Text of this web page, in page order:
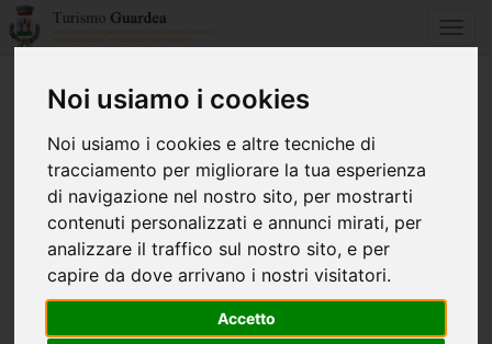
Noi usiamo i cookies
Noi usiamo i cookies e altre tecniche di
tracciamento per migliorare la tua esperienza
di navigazione nel nostro sito, per mostrarti
contenuti personalizzati e annunci mirati, per
analizzare il traffico sul nostro sito, e per
capire da dove arrivano i nostri visitatori.
Accetto
xiv stagione concertistica 2010&#9679;2011
dal 24 Novembre al 18 Dicembre 2010
XIV STAGIONE CONCERTISTICA
2010&#9679;2011